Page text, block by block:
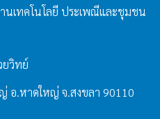
นเทคโนโลยี ประเพณีและชุมชน
ยวิทย์
อ.หาดใหญ่ จ.สงขลา 90110